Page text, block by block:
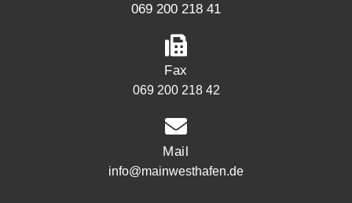
069 200 218 41
Fax
069 200 218 42
Mail
info@mainwesthafen.de